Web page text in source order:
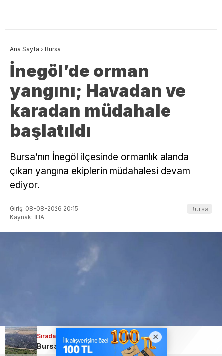
Sıradaki Haber
İki otomobil çarpıştı, 4 kişi yaralandı: Motosikletli çift kazadan kıl payı kurtuldu
Sıradaki Haber
Bursa’da samanlık alevlere teslim oldu
Ana Sayfa › Bursa
İnegöl’de orman
yangını; Havadan ve
karadan müdahale
başlatıldı
Bursa’nın İnegöl ilçesinde ormanlık alanda
çıkan yangına ekiplerin müdahalesi devam
ediyor.
Giriş: 08-08-2026 20:15
Kaynak: İHA
Bursa
Sıradaki Haber
Bursa’da makilik alandaki yangında korkulan olmadı!